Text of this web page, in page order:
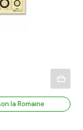
la Romaine